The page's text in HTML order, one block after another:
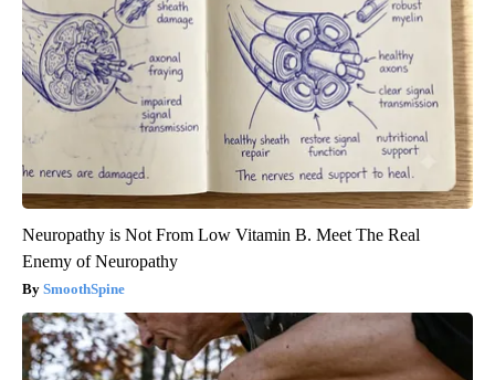
Neuropathy is Not From Low Vitamin B. Meet The Real
Enemy of Neuropathy
SmoothSpine